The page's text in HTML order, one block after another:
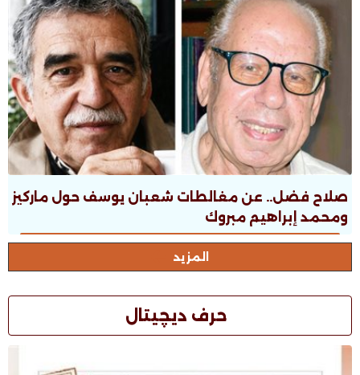
صلاح فضل.. عن مغالطات شعبان يوسف حول ماركيز
ومحمد إبراهيم مبروك
المزيد
حرف ديچيتال